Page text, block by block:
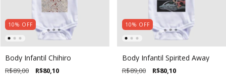
10% OFF
Body Infantil Chihiro
R$89,00 R$80,10
10% OFF
Body Infantil Spirited Away
R$89,00 R$80,10